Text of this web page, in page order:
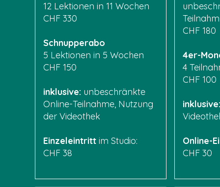
12 Lektionen in 11 Wochen
CHF 330
Schnupperabo
5 Lektionen in 5 Wochen
CHF 150
inklusive: unbeschränkte
Online-Teilnahme, Nutzung
der Videothek
​Einzeleintritt im Studio:
CHF 38​
CHF 180
4er-
4
CHF 100
Online-
CHF 30